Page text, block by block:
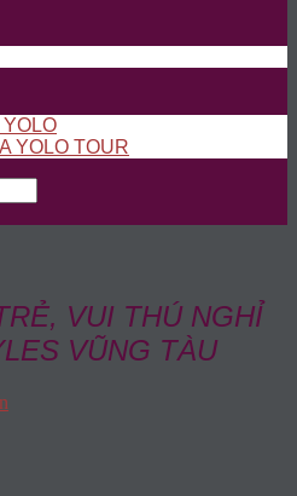
YOLO TOUR
VUI THÚ NGHỈ
VŨNG TÀU